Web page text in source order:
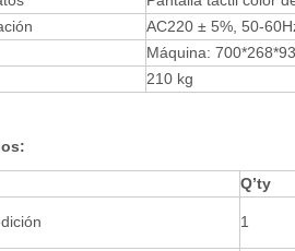
AC220 ± 5%, 50-
Máquina:
210 kg
Q’ty
1